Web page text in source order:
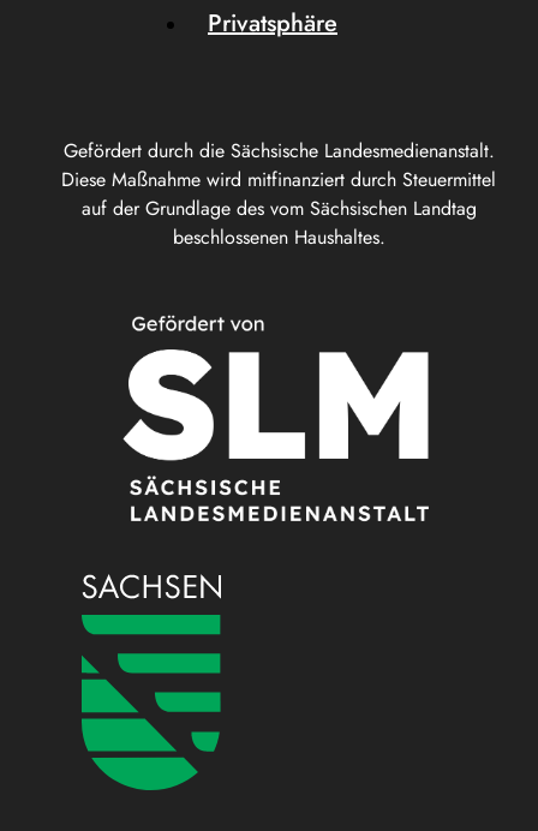
Gefördert durch die Sächsische Landesmedienanstalt.
Diese Maßnahme wird mitfinanziert durch Steuermittel
auf der Grundlage des vom Sächsischen Landtag
beschlossenen Haushaltes.
Privatsphäre